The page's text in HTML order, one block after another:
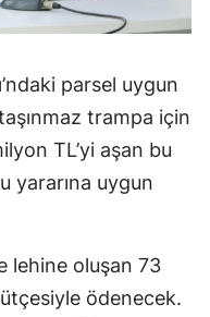
parsel uygun
trampa için
TL’yi aşan bu
yararına uygun
lehine oluşan 73
ödenecek.